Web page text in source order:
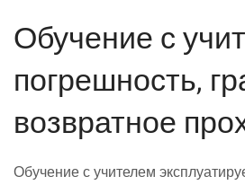
Обучение с
погрешность,
возвратное
Обучение с учителем